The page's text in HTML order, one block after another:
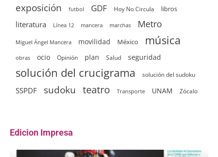
exposición futbol GDF Hoy No Circula libros
literatura Línea 12 mancera marchas Metro
Miguel Ángel Mancera movilidad México música
obras ocio Opinión plan Salud seguridad
solución del crucigrama solución del sudoku
SSPDF sudoku teatro Transporte UNAM Zócalo
Edicion Impresa